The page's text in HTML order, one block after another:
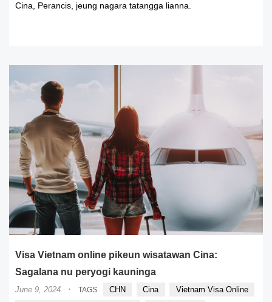
Cina, Perancis, jeung nagara tatangga lianna.
Visa Vietnam online pikeun wisatawan Cina:
Sagalana nu peryogi kauninga
June 9, 2024 · TAGS CHN Cina
Vietnam Visa Online